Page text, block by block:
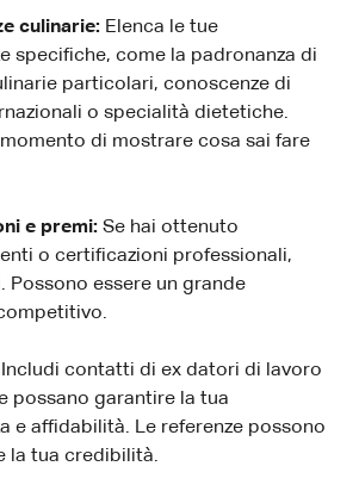
culinarie: Elenca le tue
specifiche, come la padronanza di
particolari, conoscenze di
o specialità dietetiche.
di mostrare cosa sai fare
e premi: Se hai ottenuto
o certificazioni professionali,
Possono essere un grande
Includi contatti di ex datori di lavoro
possano garantire la tua
e affidabilità. Le referenze possono
la tua credibilità.